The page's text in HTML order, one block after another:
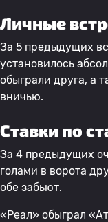
Личные
За 5 предыдущих
установилось
обыграли друга, а
вничью.
Ставки по
За 4 предыдущих
голами в ворота
обе забьют.
«Реал» обыграл